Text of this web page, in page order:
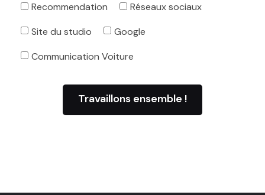
Recommendation
Réseaux sociaux
Site du studio
Google
Communication Voiture